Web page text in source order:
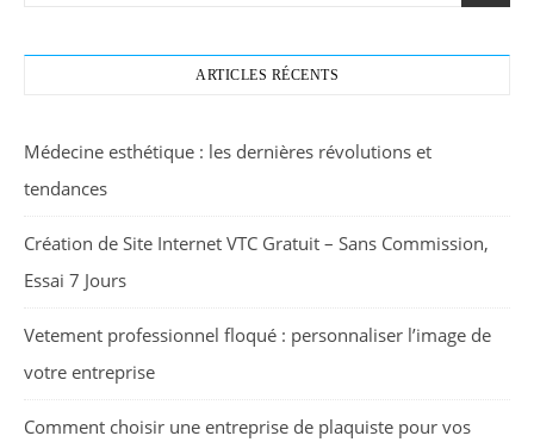
ARTICLES RÉCENTS
Médecine esthétique : les dernières révolutions et
tendances
Création de Site Internet VTC Gratuit – Sans Commission,
Essai 7 Jours
Vetement professionnel floqué : personnaliser l’image de
votre entreprise
Comment choisir une entreprise de plaquiste pour vos